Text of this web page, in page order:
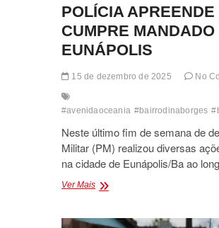
POLÍCIA
CUMPRE
EUNÁPOLIS
15 de dezembro de 2025 No
#avenidaoceania #bairrodinaborges
Neste último fim de semana de
Militar (PM) realizou diversas
na cidade de Eunápolis/Ba ao
Ver MaisPOLÍCIA
E